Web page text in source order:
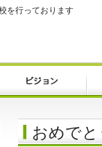
を行っております
おめで